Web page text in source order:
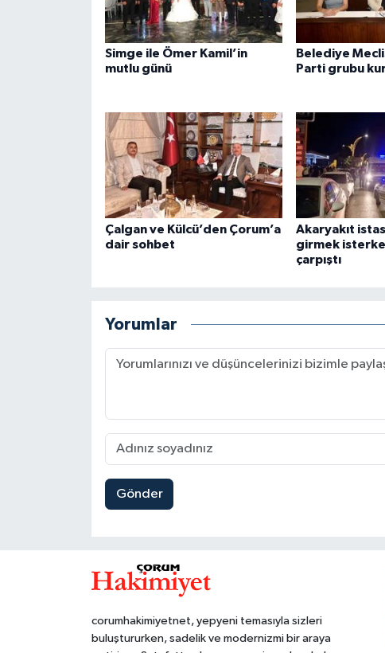
Simge ile Ömer Kamil’in
mutlu günü
Belediye
Parti grubu
Çalgan ve Külcü’den Çorum’a
dair sohbet
Akaryakıt
girmek
çarpıştı
Yorumlar
Gönder
corumhakimiyetnet, yepyeni temasıyla sizleri
buluştururken, sadelik ve modernizmi bir araya